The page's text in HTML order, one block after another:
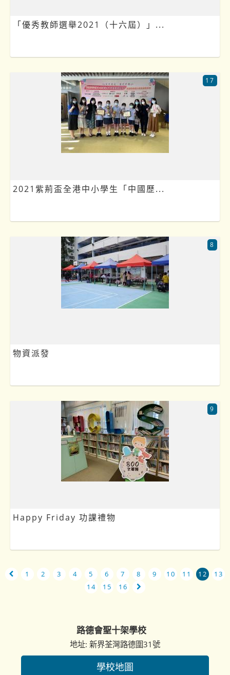
「優秀教師選舉2021（十六屆）」...
2021紫荊盃全港中小學生「中國歷...
17
物資派發
8
Happy Friday 功課禮物
9
1 2 3 4 5 6 7 8 9 10 11 12
13
14
15 16
路德會聖十架學校
地址: 新界荃灣路德圍31號
學校地圖